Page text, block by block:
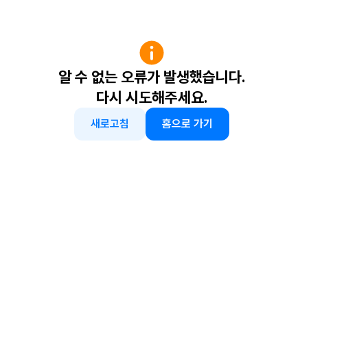
알 수 없는 오류가 발생했습니다.
다시 시도해주세요.
새로고침 홈으로 가기